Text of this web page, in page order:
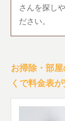
さんを探し
ださい。
お掃除・部
くで料金表